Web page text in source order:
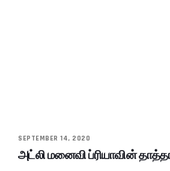
SEPTEMBER 14, 2020
அட்லி மனைவி ப்ரியாவின்